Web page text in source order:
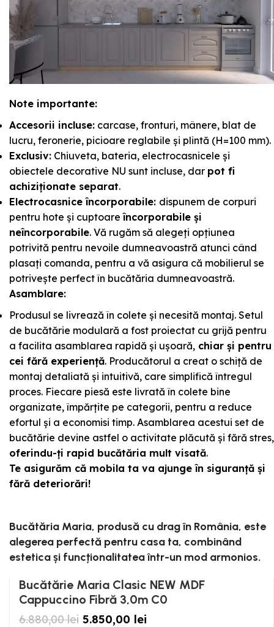
Note importante:
Accesorii incluse: carcase, fronturi, mânere, blat de
lucru, feronerie, picioare reglabile și plintă (H=100 mm).
Exclusiv: Chiuveta, bateria, electrocasnicele și
obiectele decorative NU sunt incluse, dar pot fi
achiziționate separat.
Electrocasnice încorporabile: dispunem de corpuri
pentru hote și cuptoareîncorporabile și
neîncorporabile. Vă rugăm să alegeți opțiunea
potrivită pentru nevoile dumneavoastră atunci când
plasați comanda, pentru a vă asigura că mobilierul se
potrivește perfect în bucătăria dumneavoastră.
Asamblare:
Produsul se livrează în colete și necesită montaj. Setul
de bucătărie modulară a fost proiectat cu grijă pentru
a facilita asamblarea rapidă și ușoară, chiar și pentru
cei fără experiență. Producătorul a creat o schiță de
montaj detaliată și intuitivă, care simplifică întregul
proces. Fiecare piesă este livrată în colete bine
organizate, împărțite pe categorii, pentru a reduce
efortul și a economisi timp. Asamblarea acestui set de
bucătărie devine astfel o activitate plăcută și fără stres,
oferindu-ți rapid bucătăria mult visată.
Te asigurăm că mobila ta va ajunge în siguranță și
fără deteriorări!
Bucătăria Maria, produsă cu drag în România, este
alegerea perfectă pentru casa ta, combinând
estetica și funcționalitatea într-un mod armonios.
Bucătărie Maria Clasic NEW MDF
Cappuccino Fibră 3,0m C0
6.880,00lei 5.850,00 lei